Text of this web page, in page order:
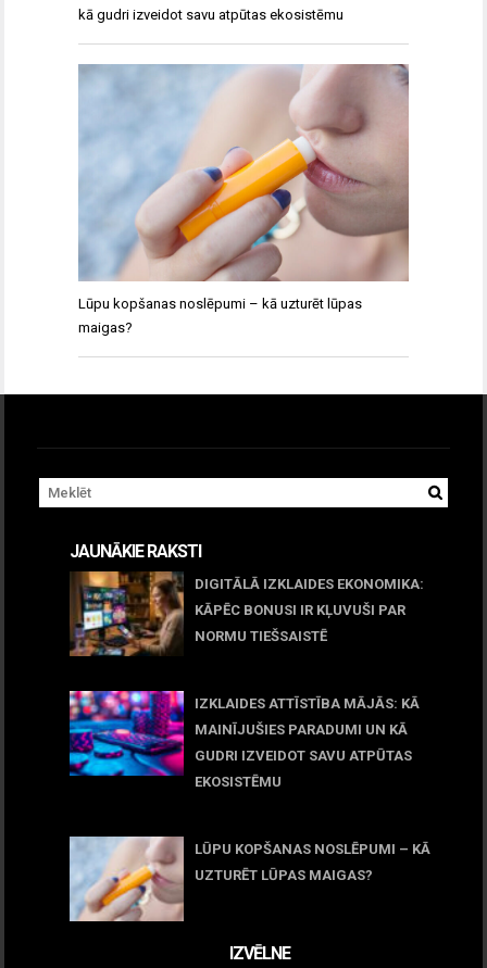
kā gudri izveidot savu atpūtas ekosistēmu
Lūpu kopšanas noslēpumi – kā uzturēt lūpas
maigas?
JAUNĀKIE RAKSTI
DIGITĀLĀ IZKLAIDES EKONOMIKA:
KĀPĒC BONUSI IR KĻUVUŠI PAR
NORMU TIEŠSAISTĒ
IZKLAIDES ATTĪSTĪBA MĀJĀS: KĀ
MAINĪJUŠIES PARADUMI UN KĀ
GUDRI IZVEIDOT SAVU ATPŪTAS
EKOSISTĒMU
LŪPU KOPŠANAS NOSLĒPUMI – KĀ
UZTURĒT LŪPAS MAIGAS?
IZVĒLNE